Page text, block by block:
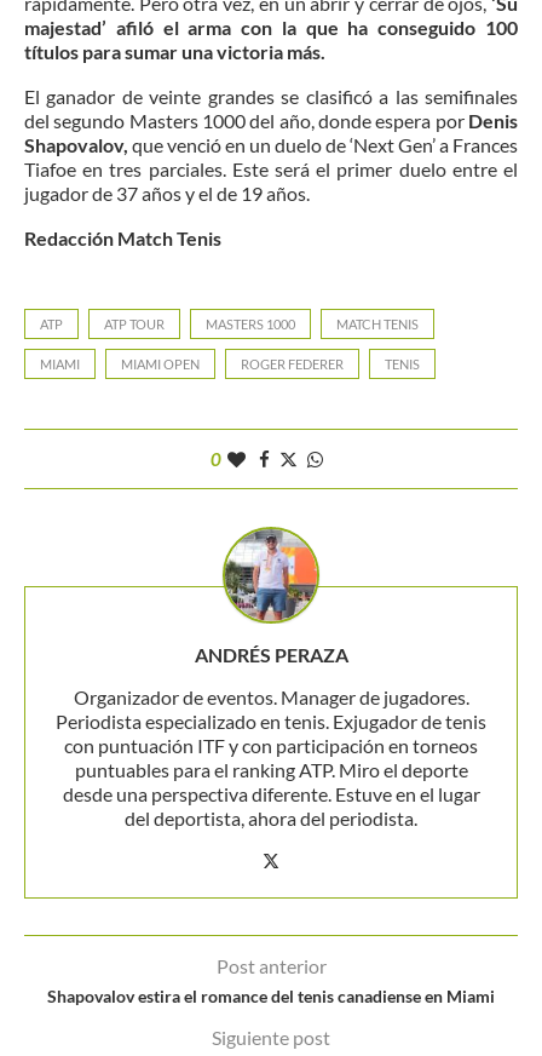
majestad’ afiló el arma con la que ha conseguido 100
títulos para sumar una victoria más.
El ganador de veinte grandes se clasificó a las semifinales
del segundo Masters 1000 del año, donde espera por Denis
Shapovalov, que venció en un duelo de ‘Next Gen’ a Frances
Tiafoe en tres parciales. Este será el primer duelo entre el
jugador de 37 años y el de 19 años.
Redacción Match Tenis
ATP ATP TOUR MASTERS 1000 MATCH TENIS
MIAMI MIAMI OPEN ROGER FEDERER TENIS
0
ANDRÉS PERAZA
Organizador de eventos. Manager de jugadores.
Periodista especializado en tenis. Exjugador de tenis
con puntuación ITF y con participación en torneos
puntuables para el ranking ATP. Miro el deporte
desde una perspectiva diferente. Estuve en el lugar
del deportista, ahora del periodista.
Post anterior
Shapovalov estira el romance del tenis canadiense en Miami
Siguiente post